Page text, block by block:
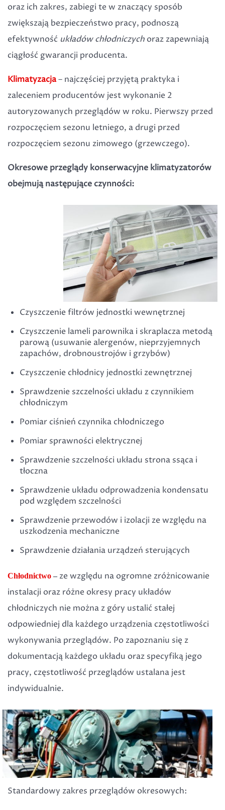
oraz ich zakres, zabiegi te w znaczący sposób
zwiększają bezpieczeństwo pracy, podnoszą
efektywność układów chłodniczych oraz zapewniają
ciągłość gwarancji producenta.
Klimatyzacja– najczęściej przyjętą praktyka i
zaleceniem producentów jest wykonanie 2
autoryzowanych przeglądów w roku. Pierwszy przed
rozpoczęciem sezonu letniego, a drugi przed
rozpoczęciem sezonu zimowego (grzewczego).
Okresowe przeglądy konserwacyjne klimatyzatorów
obejmują następujące czynności:
Czyszczenie filtrów jednostki wewnętrznej
Czyszczenie lameli parownika i skraplacza metodą
parową (usuwanie alergenów, nieprzyjemnych
zapachów, drobnoustrojów i grzybów)
Czyszczenie chłodnicy jednostki zewnętrznej
Sprawdzenie szczelności układu z czynnikiem
chłodniczym
Pomiar ciśnień czynnika chłodniczego
Pomiar sprawności elektrycznej
Sprawdzenie szczelności układu strona ssąca i
tłoczna
Sprawdzenie układu odprowadzenia kondensatu
pod względem szczelności
Sprawdzenie przewodów i izolacji ze względu na
uszkodzenia mechaniczne
Sprawdzenie działania urządzeń sterujących
Chłodnictwo – ze względu na ogromne zróżnicowanie
instalacji oraz różne okresy pracy układów
chłodniczych nie można z góry ustalić stałej
odpowiedniej dla każdego urządzenia częstotliwości
wykonywania przeglądów. Po zapoznaniu się z
dokumentacją każdego układu oraz specyfiką jego
pracy, częstotliwość przeglądów ustalana jest
indywidualnie.
Standardowy zakres przeglądów okresowych: